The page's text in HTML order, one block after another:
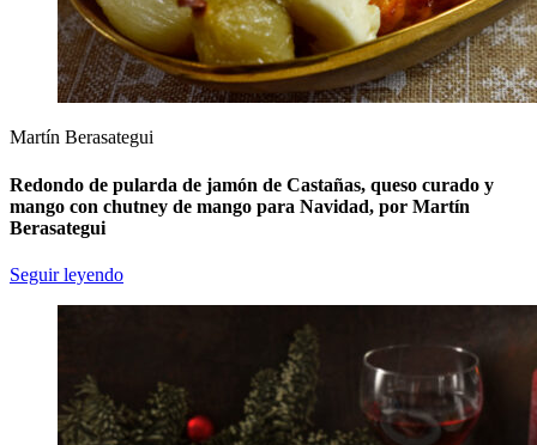
Martín Berasategui
Redondo de pularda de jamón de Castañas, queso curado y
mango con chutney de mango para Navidad, por Martín
Berasategui
Seguir leyendo